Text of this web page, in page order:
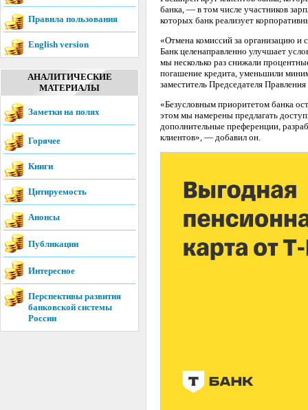
Правила пользования
English version
АНАЛИТИЧЕСКИЕ
МАТЕРИАЛЫ
Заметки на полях
Горячее
Книги
Цитируемость
Анонсы
Публикации
Интересное
Перспективы развития
банковской системы
России
банка, — в том числе участников
которых банк реализует
«Отмена комиссий за организацию и
Банк целенаправленно улучшает
мы несколько раз снижали
погашение кредита, уменьшили
заместитель Председателя
«Безусловным приоритетом банка
этом мы намерены предлагать
дополнительные преференции,
клиентов», — добавил он.